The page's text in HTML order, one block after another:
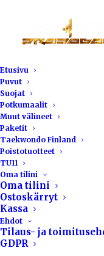
Etusivu
Puvut
Suojat
Potkumaalit
Muut välineet
Paketit
Taekwondo Finland
Poistotuotteet
TU11
Oma tilini
Oma tilini
Ostoskärryt
Kassa
Ehdot
Tilaus- ja
GDPR
Pro Dobok
yrityksen
Tarvitset sitten t-
erikoistuotteita,
suunnittelusta
voimme hoitaa